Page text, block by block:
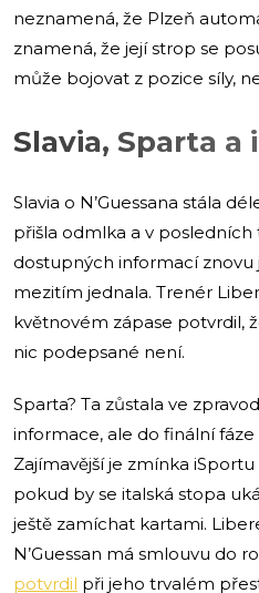
neznamená, že Plzeň
znamená, že její strop se
může bojovat z pozice síly,
Slavia, Sparta a
Slavia o N’Guessana stála
přišla odmlka a v
dostupných informací znovu
mezitím jednala. Trenér
květnovém zápase potvrdil,
nic podepsané není.
Sparta? Ta zůstala ve
informace, ale do finální
Zajímavější je zmínka
pokud by se italská stopa
ještě zamíchat kartami.
N’Guessan má smlouvu do
potvrdil při jeho trvalém